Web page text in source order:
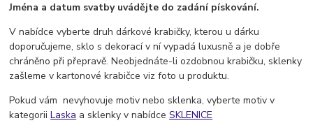
Jména a datum svatby uvádějte do zadání pískování.
V nabídce vyberte druh dárkové krabičky, kterou u dárku
doporučujeme, sklo s dekorací v ní vypadá luxusně a je dobře
chráněno při přepravě. Neobjednáte-li ozdobnou krabičku, sklenky
zašleme v kartonové krabičce viz foto u produktu.
Pokud vám nevyhovuje motiv nebo sklenka, vyberte motiv v
kategoriiLaska a sklenky v nabídceSKLENICE